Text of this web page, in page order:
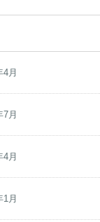
4月
7月
4月
1月